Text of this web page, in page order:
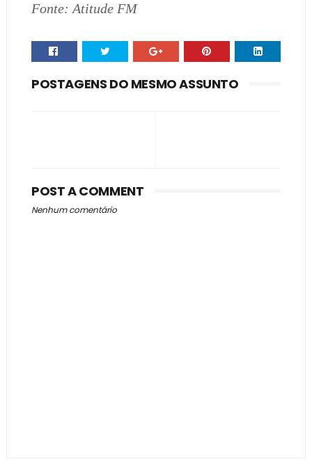
Fonte: Atitude FM
POSTAGENS DO MESMO ASSUNTO
POST A COMMENT
Nenhum comentário